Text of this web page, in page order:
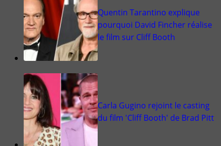
Quentin Tarantino explique
pourquoi David Fincher réalise
le film sur Cliff Booth
Carla Gugino rejoint le casting
du film 'Cliff Booth' de Brad Pitt